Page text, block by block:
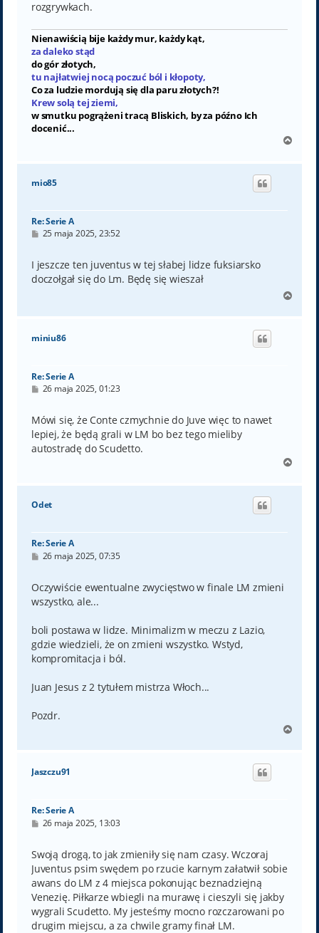
rozgrywkach.
Nienawiścią bije każdy mur, każdy kąt,
za daleko stąd
do gór złotych,
tu najłatwiej nocą poczuć ból i kłopoty,
Co za ludzie mordują się dla paru złotych?!
Krew solą tej ziemi,
w smutku pogrążeni tracą Bliskich, by za późno Ich
docenić...
g
mio85
Re: Serie A
P
t
25 maja 2025, 23:52
I jeszcze ten juventus w tej słabej lidze fuksiarsko
doczołgał się do Lm. Będę się wieszał
g
miniu86
Re: Serie A
P
t
26 maja 2025, 01:23
Mówi się, że Conte czmychnie do Juve więc to nawet
lepiej, że będą grali w LM bo bez tego mieliby
autostradę do Scudetto.
g
Odet
Re: Serie A
P
t
26 maja 2025, 07:35
Oczywiście ewentualne zwycięstwo w finale LM zmieni
wszystko, ale...
boli postawa w lidze. Minimalizm w meczu z Lazio,
gdzie wiedzieli, że on zmieni wszystko. Wstyd,
kompromitacja i ból.
Juan Jesus z 2 tytułem mistrza Włoch...
Pozdr.
g
Jaszczu91
Re: Serie A
P
t
26 maja 2025, 13:03
Swoją drogą, to jak zmieniły się nam czasy. Wczoraj
Juventus psim swędem po rzucie karnym załatwił sobie
awans do LM z 4 miejsca pokonując beznadziejną
Venezię. Piłkarze wbiegli na murawę i cieszyli się jakby
wygrali Scudetto. My jesteśmy mocno rozczarowani po
drugim miejscu, a za chwile gramy finał LM.